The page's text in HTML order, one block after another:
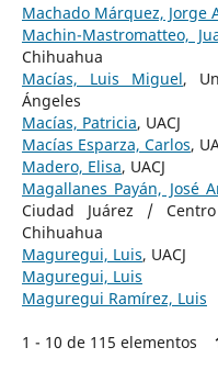
Machado Márquez, Jorge
Machin-Mastromatteo,
Chihuahua
Macías, Luis Miguel,
Ángeles
Macías, Patricia, UACJ
Macías Esparza, Carlos,
Madero, Elisa, UACJ
Magallanes Payán, José
Ciudad Juárez /
Chihuahua
Maguregui, Luis, UACJ
Maguregui, Luis
Maguregui Ramírez, Luis
1 - 10 de 115 elementos